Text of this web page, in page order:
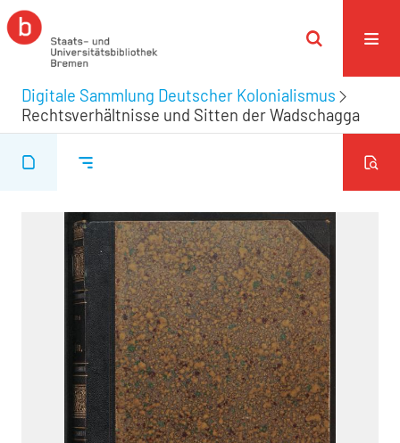
Digitale Sammlung Deutscher Kolonialismus
Rechtsverhältnisse und Sitten der Wadschagga